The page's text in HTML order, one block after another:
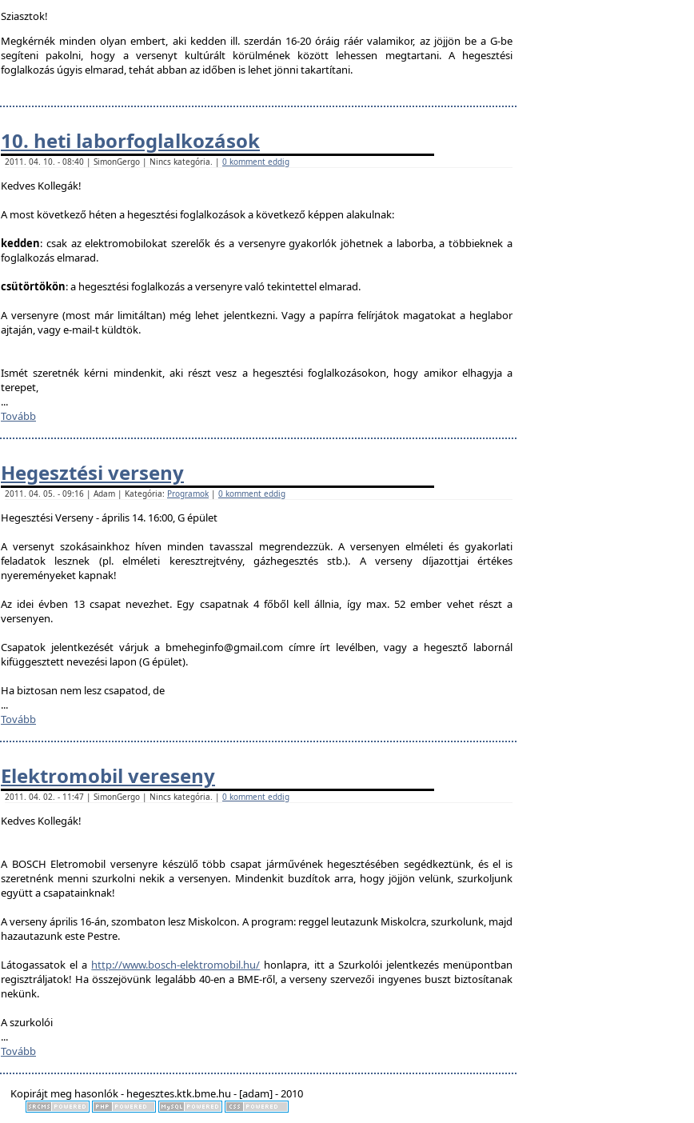
Sziasztok!
Megkérnék minden olyan embert, aki kedden ill. szerdán 16-20 óráig ráér valamikor, az jöjjön be a G-be
segíteni pakolni, hogy a versenyt kultúrált körülmének között lehessen megtartani. A hegesztési
foglalkozás úgyis elmarad, tehát abban az időben is lehet jönni takartítani.
10. heti laborfoglalkozások
2011. 04. 10. - 08:40 | SimonGergo | Nincs kategória. | 0 komment eddig
Kedves Kollegák!
A most következő héten a hegesztési foglalkozások a következő képpen alakulnak:
kedden: csak az elektromobilokat szerelők és a versenyre gyakorlók jöhetnek a laborba, a többieknek a
foglalkozás elmarad.
csütörtökön: a hegesztési foglalkozás a versenyre való tekintettel elmarad.
A versenyre (most már limitáltan) még lehet jelentkezni. Vagy a papírra felírjátok magatokat a heglabor
ajtaján, vagy e-mail-t küldtök.
Ismét szeretnék kérni mindenkit, aki részt vesz a hegesztési foglalkozásokon, hogy amikor elhagyja a
terepet,
...
Tovább
Hegesztési verseny
2011. 04. 05. - 09:16 | Adam | Kategória: Programok | 0 komment eddig
Hegesztési Verseny - április 14. 16:00, G épület
A versenyt szokásainkhoz híven minden tavasszal megrendezzük. A versenyen elméleti és gyakorlati
feladatok lesznek (pl. elméleti keresztrejtvény, gázhegesztés stb.). A verseny díjazottjai értékes
nyereményeket kapnak!
Az idei évben 13 csapat nevezhet. Egy csapatnak 4 főből kell állnia, így max. 52 ember vehet részt a
versenyen.
Csapatok jelentkezését várjuk a bmeheginfo@gmail.com címre írt levélben, vagy a hegesztő labornál
kifüggesztett nevezési lapon (G épület).
Ha biztosan nem lesz csapatod, de
...
Tovább
Elektromobil vereseny
2011. 04. 02. - 11:47 | SimonGergo | Nincs kategória. | 0 komment eddig
Kedves Kollegák!
A BOSCH Eletromobil versenyre készülő több csapat járművének hegesztésében segédkeztünk, és el is
szeretnénk menni szurkolni nekik a versenyen. Mindenkit buzdítok arra, hogy jöjjön velünk, szurkoljunk
együtt a csapatainknak!
A verseny április 16-án, szombaton lesz Miskolcon. A program: reggel leutazunk Miskolcra, szurkolunk, majd
hazautazunk este Pestre.
Látogassatok el a http://www.bosch-elektromobil.hu/ honlapra, itt a Szurkolói jelentkezés menüpontban
regisztráljatok! Ha összejövünk legalább 40-en a BME-ről, a verseny szervezői ingyenes buszt biztosítanak
nekünk.
A szurkolói
...
Tovább
Kopirájt meg hasonlók - hegesztes.ktk.bme.hu - [adam] - 2010